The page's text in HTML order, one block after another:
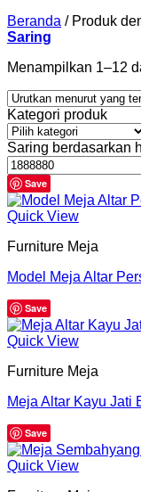
Beranda /Produk
Saring
Menampilkan 1–12
Kategori produk
Saring berdasarkan
Harga
terendah
Save
Quick View
Furniture Meja
Model Meja Altar
Save
Quick View
Furniture Meja
Meja Altar Kayu Jati
Save
Quick View